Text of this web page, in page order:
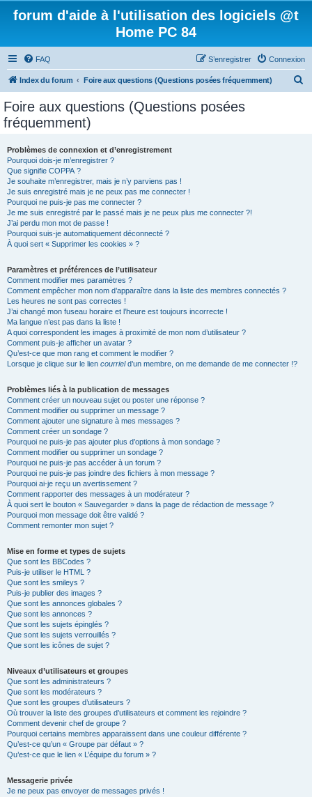
forum d'aide à l'utilisation des logiciels @t
Home PC 84
FAQ Connexion
S’enregistrer
Index du forum Foire aux questions (Questions posées fréquemment)
Foire aux questions (Questions posées
fréquemment)
Problèmes de connexion et d’enregistrement
Pourquoi dois-je m’enregistrer ?
Que signifie COPPA ?
Je souhaite m’enregistrer, mais je n’y parviens pas !
Je suis enregistré mais je ne peux pas me connecter !
Pourquoi ne puis-je pas me connecter ?
Je me suis enregistré par le passé mais je ne peux plus me connecter ?!
J’ai perdu mon mot de passe !
Pourquoi suis-je automatiquement déconnecté ?
À quoi sert « Supprimer les cookies » ?
Paramètres et préférences de l’utilisateur
Comment modifier mes paramètres ?
Comment empêcher mon nom d’apparaître dans la liste des membres connectés ?
Les heures ne sont pas correctes !
J’ai changé mon fuseau horaire et l’heure est toujours incorrecte !
Ma langue n’est pas dans la liste !
A quoi correspondent les images à proximité de mon nom d’utilisateur ?
Comment puis-je afficher un avatar ?
Qu’est-ce que mon rang et comment le modifier ?
Lorsque je clique sur le lien courrield’un membre, on me demande de me connecter !?
Problèmes liés à la publication de messages
Comment créer un nouveau sujet ou poster une réponse ?
Comment modifier ou supprimer un message ?
Comment ajouter une signature à mes messages ?
Comment créer un sondage ?
Pourquoi ne puis-je pas ajouter plus d’options à mon sondage ?
Comment modifier ou supprimer un sondage ?
Pourquoi ne puis-je pas accéder à un forum ?
Pourquoi ne puis-je pas joindre des fichiers à mon message ?
Pourquoi ai-je reçu un avertissement ?
Comment rapporter des messages à un modérateur ?
À quoi sert le bouton « Sauvegarder » dans la page de rédaction de message ?
Pourquoi mon message doit être validé ?
Comment remonter mon sujet ?
Mise en forme et types de sujets
Que sont les BBCodes ?
Puis-je utiliser le HTML ?
Que sont les smileys ?
Puis-je publier des images ?
Que sont les annonces globales ?
Que sont les annonces ?
Que sont les sujets épinglés ?
Que sont les sujets verrouillés ?
Que sont les icônes de sujet ?
Niveaux d’utilisateurs et groupes
Que sont les administrateurs ?
Que sont les modérateurs ?
Que sont les groupes d’utilisateurs ?
Où trouver la liste des groupes d’utilisateurs et comment les rejoindre ?
Comment devenir chef de groupe ?
Pourquoi certains membres apparaissent dans une couleur différente ?
Qu’est-ce qu’un « Groupe par défaut » ?
Qu’est-ce que le lien « L’équipe du forum » ?
Messagerie privée
Je ne peux pas envoyer de messages privés !